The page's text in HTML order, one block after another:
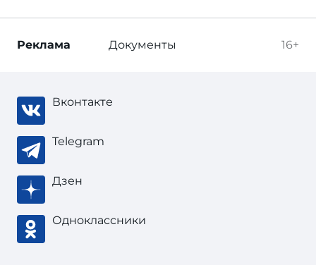
16+
Реклама Документы
Вконтакте
Telegram
Дзен
Одноклассники